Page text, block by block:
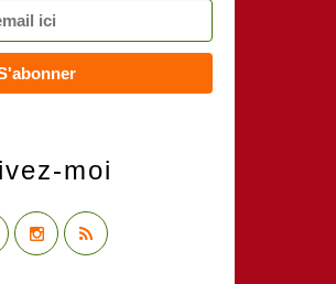
moi